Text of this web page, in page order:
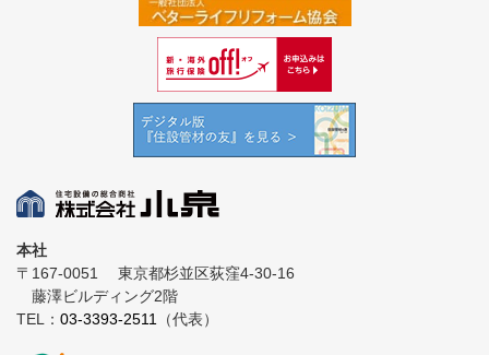
本社
〒167-0051
東京都杉並区荻窪4-30-16
藤澤ビルディング2階
TEL： 03-3393-2511 （代表）